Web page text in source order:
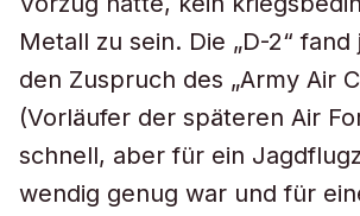
Metall zu sein. Die „D-2“
den Zuspruch des „Army Air
(Vorläufer der späteren Air
schnell, aber für ein
wendig genug war und für